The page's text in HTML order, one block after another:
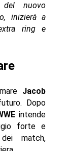
nuovo
inizierà a
ring e
Jacob
Dopo
intende
forte e
match,